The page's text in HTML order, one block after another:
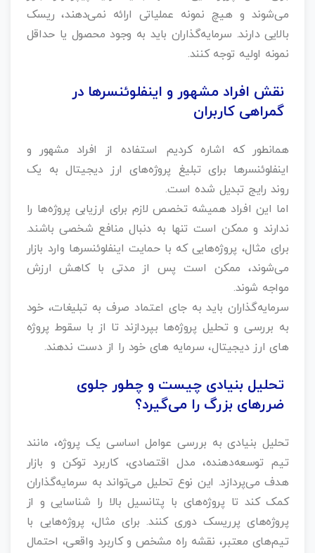
می‌شوند و هیچ نمونه عملیاتی ارائه نمی‌دهند، ریسک
بالایی دارند. سرمایه‌گذاران باید به وجود محصول یا حداقل
نمونه اولیه توجه کنند.
نقش افراد مشهور و اینفلوئنسرها در
گمراهی کاربران
همانطور که اشاره کردیم استفاده از افراد مشهور و
اینفلوئنسرها برای تبلیغ پروژه‌های ارز دیجیتال به یک
روند رایج تبدیل شده است.
اما این افراد همیشه تخصص لازم برای ارزیابی پروژه‌ها را
ندارند و ممکن است تنها به دنبال منافع شخصی باشند.
برای مثال، پروژه‌هایی که با حمایت اینفلوئنسرها وارد بازار
می‌شوند، ممکن است پس از مدتی با کاهش ارزش
مواجه شوند.
سرمایه‌گذاران باید به جای اعتماد صرف به تبلیغات، خود
به بررسی و تحلیل پروژه‌ها بپردازند تا از با سقوط پروژه‌
های ارز دیجیتال، سرمایه های خود را از دست ندهند.
تحلیل بنیادی چیست و چطور جلوی
ضررهای بزرگ را می‌گیرد؟
تحلیل بنیادی به بررسی عوامل اساسی یک پروژه، مانند
تیم توسعه‌دهنده، مدل اقتصادی، کاربرد توکن و بازار
هدف می‌پردازد. این نوع تحلیل می‌تواند به سرمایه‌گذاران
کمک کند تا پروژه‌های با پتانسیل بالا را شناسایی و از
پروژه‌های پرریسک دوری کنند. برای مثال، پروژه‌هایی با
تیم‌های معتبر، نقشه راه مشخص و کاربرد واقعی، احتمال